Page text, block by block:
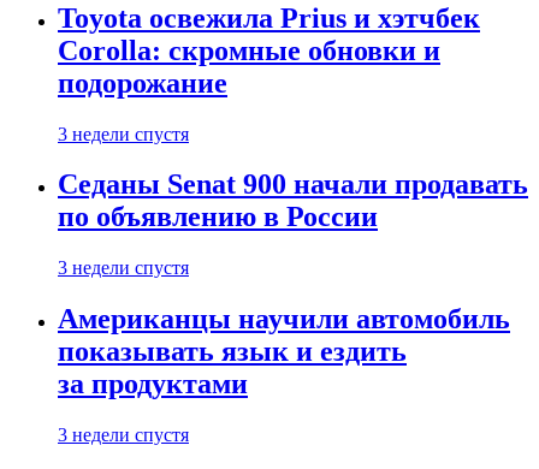
Toyota освежила Prius и хэтчбек
Corolla: скромные обновки и
подорожание
3 недели спустя
Седаны Senat 900 начали продавать
по объявлению в России
3 недели спустя
Американцы научили автомобиль
показывать язык и ездить
за продуктами
3 недели спустя